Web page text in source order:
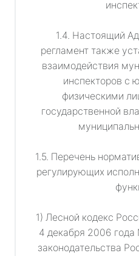
1.4. Настоящий
регламент также
взаимодействия
инспекторов с
физическими
государственной
1.5. Перечень
регулирующих
1) Лесной кодекс
4 декабря 2006
законодательства